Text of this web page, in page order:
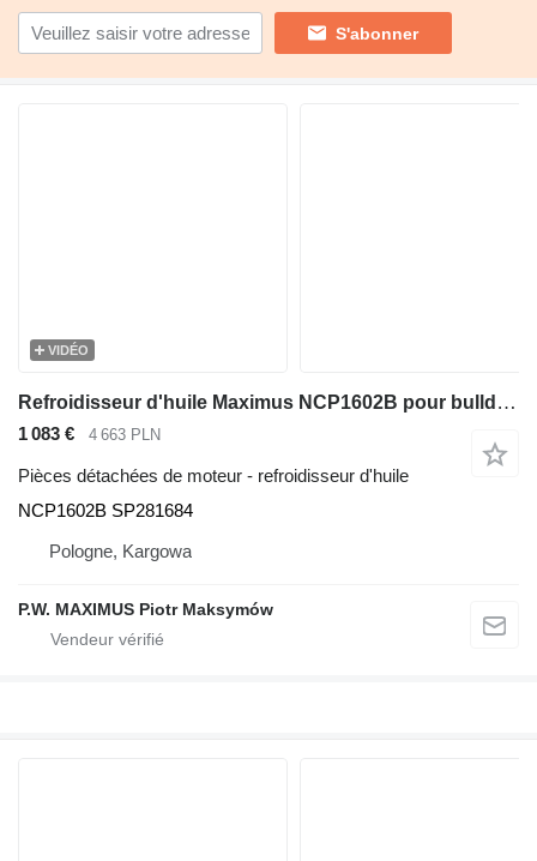
S'abonner
VIDÉO
Refroidisseur d'huile Maximus NCP1602B pour bulldozer Dressta TD-20
1 083 € 4 663 PLN
Pièces détachées de moteur - refroidisseur d'huile
NCP1602B SP281684
Pologne, Kargowa
P.W. MAXIMUS Piotr Maksymów